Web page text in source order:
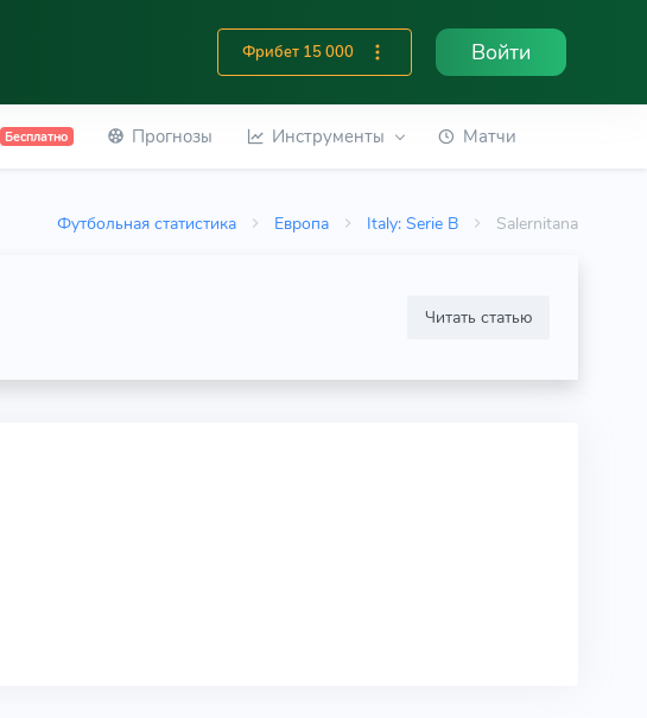
Фрибет 15 000 Войти
Бесплатно Прогнозы Инструменты Матчи
Футбольная статистика Европа Italy: Serie B Salernitana
Читать статью